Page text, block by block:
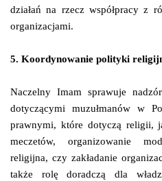
działań na rzecz współpracy z
organizacjami.
5. Koordynowanie polityki
Naczelny Imam sprawuje
dotyczącymi muzułmanów w
prawnymi, które dotyczą religii,
meczetów, organizowanie
religijna, czy zakładanie
także rolę doradczą dla